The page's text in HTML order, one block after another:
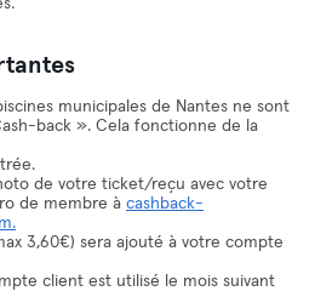
municipales de Nantes ne sont
back ». Cela fonctionne de la
de votre ticket/reçu avec votre
de membre à cashback-
3,60€) sera ajouté à votre compte
client est utilisé le mois suivant